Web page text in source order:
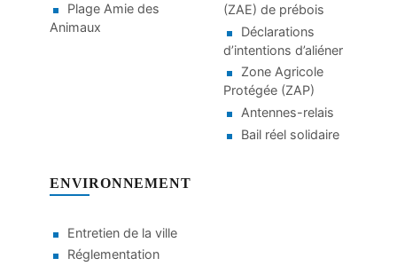
Plage Amie des
Animaux
(ZAE) de prébois
Déclarations
d’intentions d’aliéner
Zone Agricole
Protégée (ZAP)
Antennes-relais
Bail réel solidaire
ENVIRONNEMENT
Entretien de la ville
Réglementation